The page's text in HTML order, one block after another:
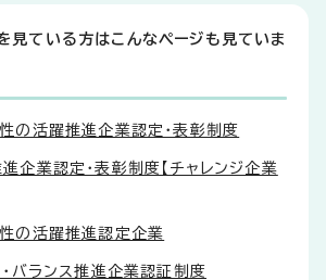
見ている方はこんなページも見ていま
の活躍推進企業認定・表彰制度
企業認定・表彰制度【チャレンジ企業
の活躍推進認定企業
・バランス推進企業認証制度